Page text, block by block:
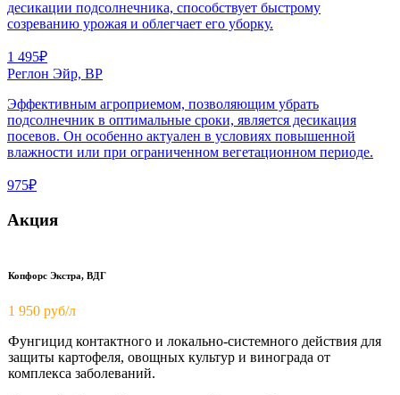
десикации подсолнечника, способствует быстрому
созреванию урожая и облегчает его уборку.
1 495₽
Реглон Эйр, ВР
Эффективным агроприемом, позволяющим убрать
подсолнечник в оптимальные сроки, является десикация
посевов. Он особенно актуален в условиях повышенной
влажности или при ограниченном вегетационном периоде.
975₽
Акция
Копфорс Экстра, ВДГ
1 950 руб/л
Фунгицид контактного и локально-системного действия для
защиты картофеля, овощных культур и винограда от
комплекса заболеваний.